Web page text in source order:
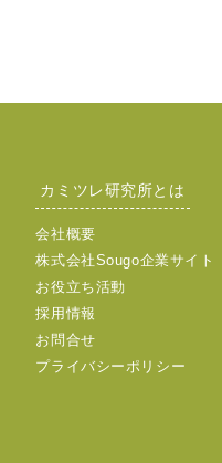
カミツレ研究所とは
会社概要
株式会社Sougo企業サイト
お役立ち活動
採用情報
お問合せ
プライバシーポリシー